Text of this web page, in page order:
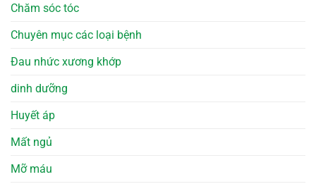
Chăm sóc tóc
Chuyên mục các loại bệnh
Đau nhức xương khớp
dinh dưỡng
Huyết áp
Mất ngủ
Mỡ máu